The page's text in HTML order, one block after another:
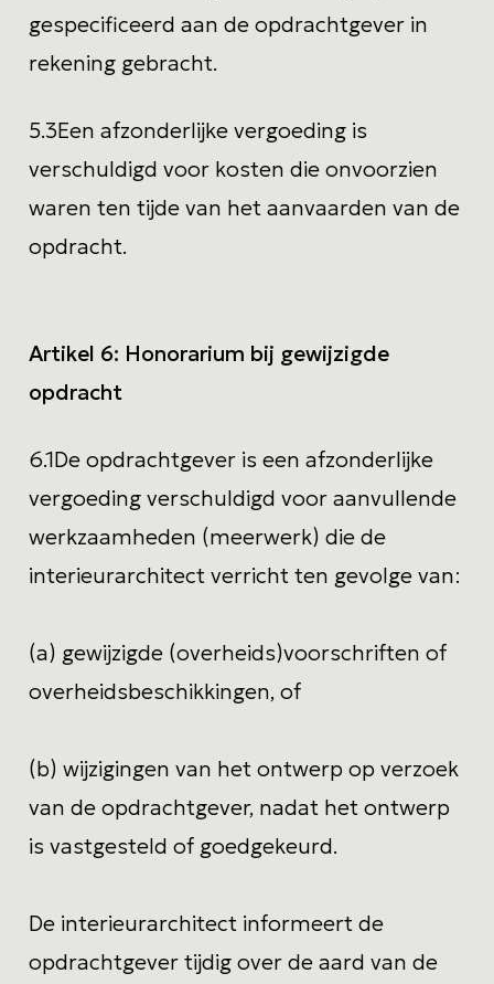
gespecificeerd aan de opdrachtgever in
rekening gebracht.
5.3Een afzonderlijke vergoeding is
verschuldigd voor kosten die onvoorzien
waren ten tijde van het aanvaarden van de
opdracht.
Artikel 6: Honorarium bij gewijzigde
opdracht
6.1De opdrachtgever is een afzonderlijke
vergoeding verschuldigd voor aanvullende
werkzaamheden (meerwerk) die de
interieurarchitect verricht ten gevolge van:
(a) gewijzigde (overheids)voorschriften of
overheidsbeschikkingen, of
(b) wijzigingen van het ontwerp op verzoek
van de opdrachtgever, nadat het ontwerp
is vastgesteld of goedgekeurd.
De interieurarchitect informeert de
opdrachtgever tijdig over de aard van de